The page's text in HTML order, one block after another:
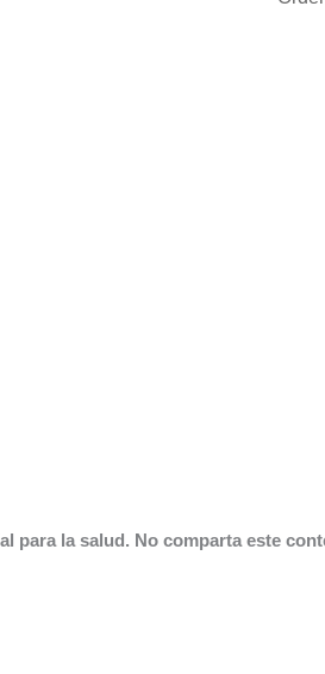
para la salud. No comparta este